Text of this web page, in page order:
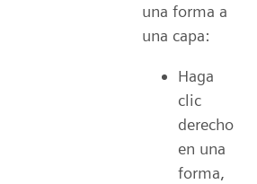
una forma a
una capa:
Haga
clic
derecho
en una
forma,